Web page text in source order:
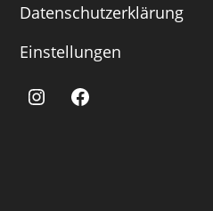
Datenschutzerklärung
Einstellungen
Instagram